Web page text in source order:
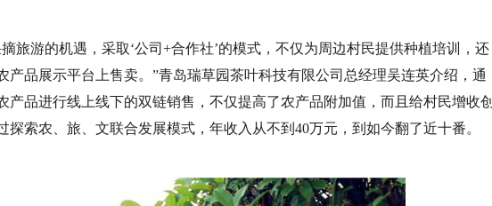
旅游的机遇，采取‘公司+合作社’的模式，不仅为周边村民提供种植培训，还
产品展示平台上售卖。”青岛瑞草园茶叶科技有限公司总经理吴连英介绍，通
产品进行线上线下的双链销售，不仅提高了农产品附加值，而且给村民增收创
索农、旅、文联合发展模式，年收入从不到40万元，到如今翻了近十番。